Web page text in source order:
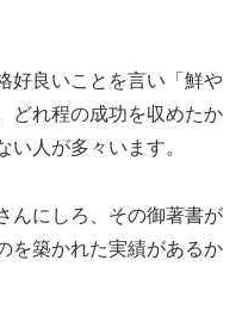
好良いことを言い「鮮や
どれ程の成功を収めたか
い人が多々います。
んにしろ、その御著書が
を築かれた実績があるか